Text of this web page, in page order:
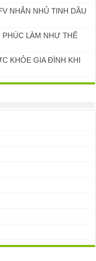
NHẮN NHỦ TINH DẦU
LÀM NHƯ THẾ
KHỎE GIA ĐÌNH KHI